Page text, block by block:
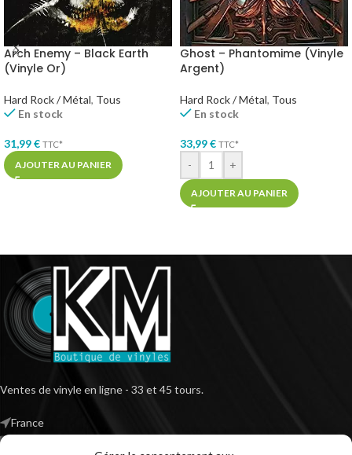
Arch Enemy – Black Earth
(Vinyle Or)
Hard Rock / Métal, Tous
En stock
31,99€ TTC*
AJOUTER AU PANIER
Ghost – Phantomime (Vinyle
Argent)
Hard Rock / Métal, Tous
En stock
33,99€ TTC*
- +
AJOUTER AU PANIER
Ventes de vinyle en ligne - 33 et 45 tours.
France